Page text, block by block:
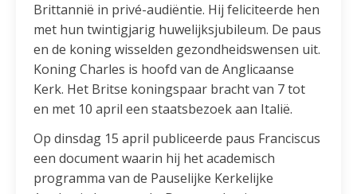
Brittannië in privé-audiëntie. Hij feliciteerde hen
met hun twintigjarig huwelijksjubileum. De paus
en de koning wisselden gezondheidswensen uit.
Koning Charles is hoofd van de Anglicaanse
Kerk. Het Britse koningspaar bracht van 7 tot
en met 10 april een staatsbezoek aan Italië.
Op dinsdag 15 april publiceerde paus Franciscus
een document waarin hij het academisch
programma van de Pauselijke Kerkelijke